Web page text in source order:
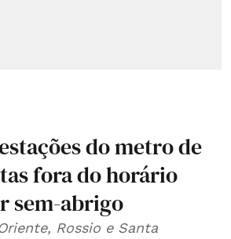
do metro de
fora do horário
sem-abrigo
Rossio e Santa